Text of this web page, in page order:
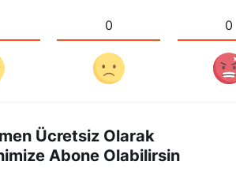
0 0
Ücretsiz Olarak
Abone Olabilirsin